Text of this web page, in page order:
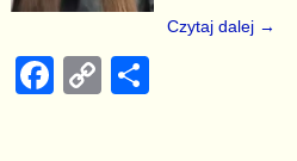
Czytaj dalej →
F
C